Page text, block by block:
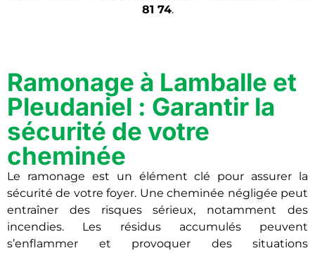
81 74.
Ramonage à Lamballe et
Pleudaniel : Garantir la
sécurité de votre
cheminée
Le ramonage est un élément clé pour assurer la
sécurité de votre foyer. Une cheminée négligée peut
entraîner des risques sérieux, notamment des
incendies. Les résidus accumulés peuvent
s’enflammer et provoquer des situations